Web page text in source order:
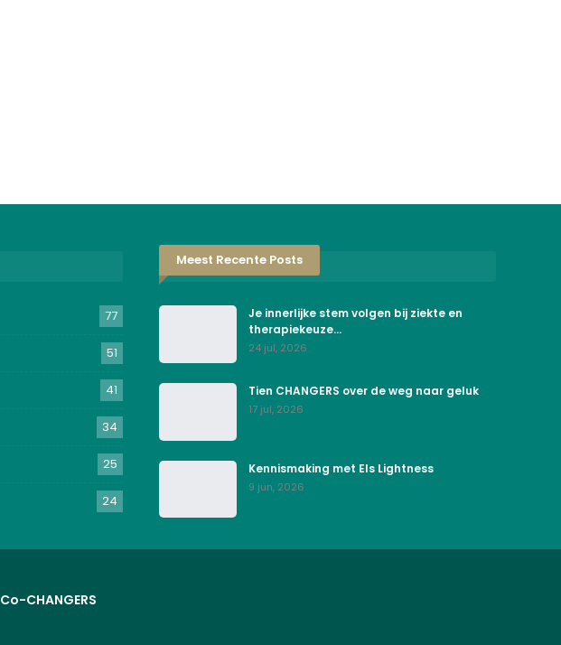
77
51
41
34
25
24
Meest Recente Posts
Je innerlijke stem volgen bij ziekte en
therapiekeuze…
24 jul, 2026
Tien CHANGERS over de weg naar geluk
17 jul, 2026
Kennismaking met Els Lightness
9 jun, 2026
Co-CHANGERS